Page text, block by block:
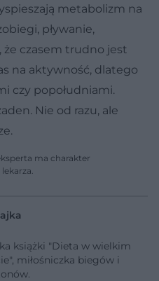
metabolizm na
pływanie,
czasem trudno jest
na aktywność, dlatego
czy popołudniami.
Nie od razu, ale
ma charakter
książki "Dieta w wielkim
miłośniczka biegów i